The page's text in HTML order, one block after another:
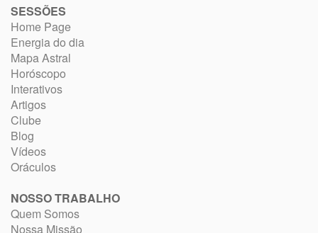
SESSÕES
Home Page
Energia do dia
Mapa Astral
Horóscopo
Interativos
Artigos
Clube
Blog
Vídeos
Oráculos
NOSSO TRABALHO
Quem Somos
Nossa Missão